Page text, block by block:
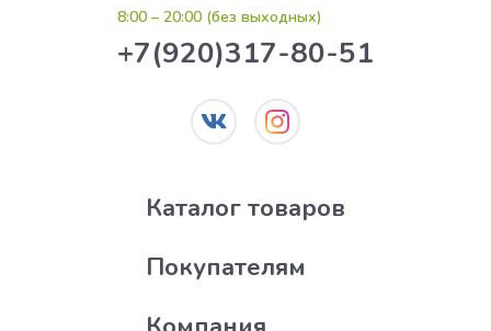
8:00 – 20:00 (без выходных)
+7(920)317-80-51
Каталог товаров
Покупателям